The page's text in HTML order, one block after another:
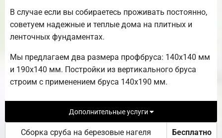
В случае если вы собираетесь проживать постоянно,
советуем надежные и теплые дома на плитных и
ленточных фундаментах.
Мы предлагаем два размера профбруса: 140х140 мм
и 190х140 мм. Постройки из вертикального бруса
строим с применением бруса 140х190 мм.
Дополнительные услуги
Сборка сруба на березовые нагеля Бесплатно